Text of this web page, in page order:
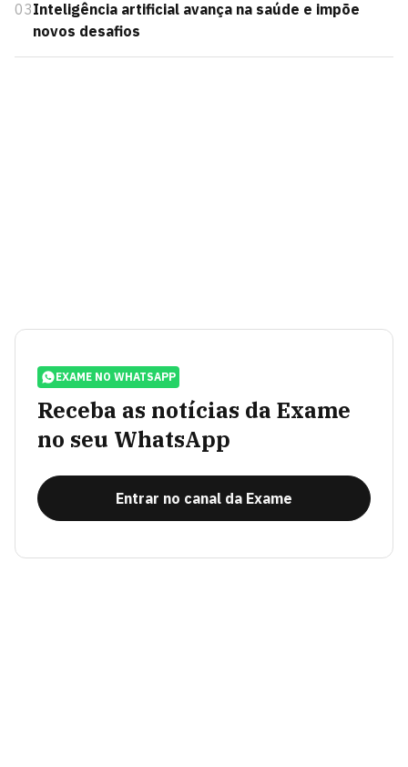
03Inteligência artificial avança na saúde e impõe
novos desafios
EXAME NO WHATSAPP
Receba as notícias da Exame
no seu WhatsApp
Entrar no canal da Exame